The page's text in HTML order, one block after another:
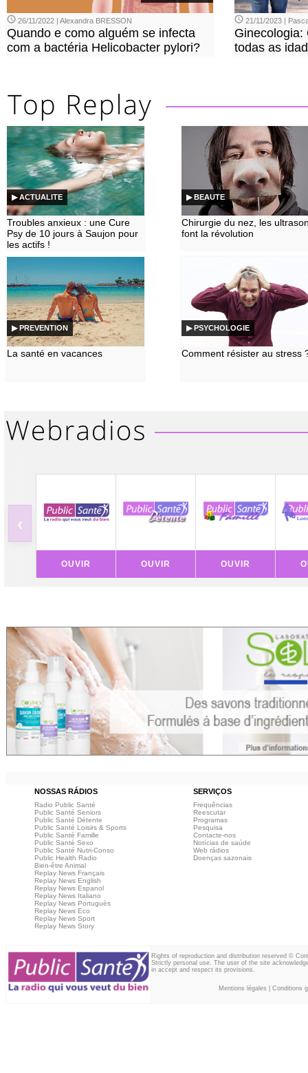
26/11/2022 | Alexandra BRESSON
Quando e como alguém se infecta
com a bactéria Helicobacter pylori?
21/11/2023 |
Ginecologia:
todas as
▶ ACTUALITE
Troubles anxieux : une Cure
Psy de 10 jours à Saujon pour
les actifs !
▶ BEAUTE
Chirurgie du nez, les
font la révolution
▶ PREVENTION
La santé en vacances
▶ PSYCHOLOGIE
Comment résister au stress
‹
OUVIR OUVIR OUVIR
NOSSAS RÁDIOS SERVIÇOS
Radio Public Santé
Public Santé Seniors
Public Santé Détente
Public Santé Loisirs & Sports
Public Santé Famille
Public Santé Sexo
Public Santé Nutri-Conso
Public Health Radio
Bien-être Animal
Replay News Français
Replay News English
Replay News Espanol
Replay News Italiano
Replay News Portuguès
Replay News Eco
Replay News Sport
Replay News Story
Frequências
Reescutar
Programas
Pesquisa
Contacte-nos
Notícias de saúde
Web rádios
Doenças sazonais
Rights of reproduction and distribution reserved ©
Strictly personal use. The user of the site
in accept and respect its provisions.
Mentions légales Conditions